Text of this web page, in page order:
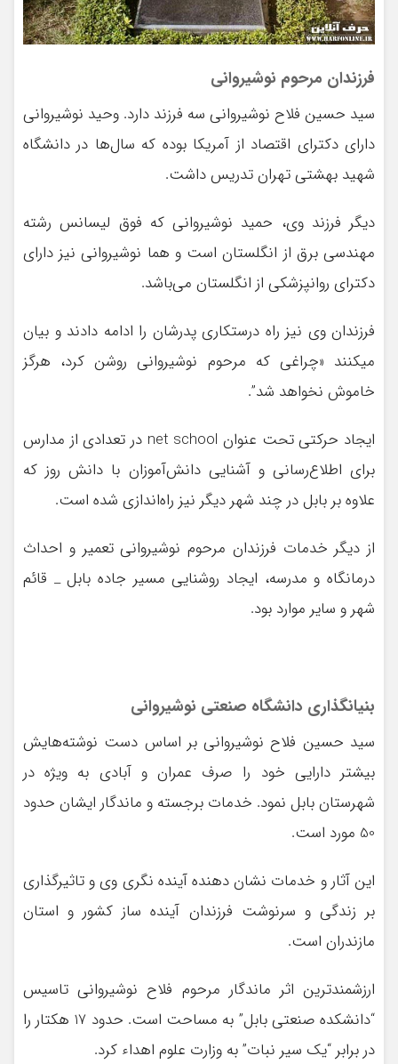
فرزندان مرحوم نوشیروانی
سید حسین فلاح نوشیروانی سه فرزند دارد. وحید نوشیروانی
دارای دکترای اقتصاد از آمریکا بوده که سال‌ها در دانشگاه
شهید بهشتی تهران تدریس داشت.
دیگر فرزند وی، حمید نوشیروانی که فوق لیسانس رشته
مهندسی برق از انگلستان است و هما نوشیروانی نیز دارای
دکترای روانپزشکی از انگلستان می‌باشد.
فرزندان وی نیز راه درستکاری پدرشان را ادامه دادند و بیان
می‎کنند «چراغی که مرحوم نوشیروانی روشن کرد، هرگز
خاموش نخواهد شد”.
ایجاد حرکتی تحت عنوان net school در تعدادی از مدارس
برای اطلاع‌رسانی و آشنایی دانش‌آموزان با دانش روز که
علاوه بر بابل در چند شهر دیگر نیز راه‌اندازی شده است.
از دیگر خدمات فرزندان مرحوم نوشیروانی تعمیر و احداث
درمانگاه و مدرسه، ایجاد روشنایی مسیر جاده بابل _ قائم
شهر و سایر موارد بود.
بنیانگذاری دانشگاه صنعتی نوشیروانی
سید حسین فلاح نوشیروانی بر اساس دست نوشته‌هایش
بیشتر دارایی خود را صرف عمران و آبادی به ویژه در
شهرستان بابل نمود. خدمات برجسته و ماندگار ایشان حدود
50 مورد است.
این آثار و خدمات نشان ‌دهنده آینده نگری وی و تاثیرگذاری
بر زندگی و سرنوشت فرزندان آینده ساز کشور و استان
مازندران است.
ارزشمندترین اثر ماندگار مرحوم فلاح نوشیروانی تاسیس
“دانشکده صنعتی بابل” به مساحت است. حدود 17 هکتار را
در برابر “یک سیر نبات” به وزارت علوم اهداء کرد.